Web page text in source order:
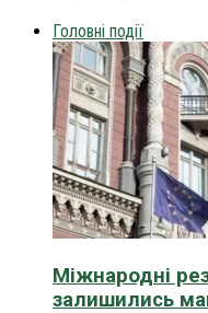
Головні події
Міжнародні
залишились